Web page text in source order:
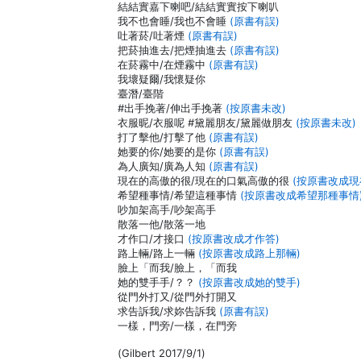
結結實嘉下喇吧/結結實實按下喇叭
我不也會睡/我也不會睡 (原書有誤)
吐著菸/吐著煙 (原書有誤)
把菸抽進去/把煙抽進去 (原書有誤)
在菸霧中/在煙霧中 (原書有誤)
我壞疑爾/我懷疑你
臺潛/臺階
#出手挽著/伸出手挽著 (按原書未改)
衣服昵/衣服呢 #黛麗朋友/黛麗做朋友 (按原書未改)
打了擊他/打擊了他 (原書有誤)
她要的你/她要的是你 (原書有誤)
為人廣知/廣為人知 (原書有誤)
現在的高傲的很/現在的口氣高傲的很 (按原書改成
希望種事情/希望這種事情 (按原書改成希望那種事情
吵加架高手/吵架高手
散落一他/散落一地
才作口/才接口 (按原書改成才作答)
路上輛/路上一輛 (按原書改成路上那輛)
臉上「而我/臉上，「而我
她的雙手手/？？ (按原書改成她的雙手)
從門外打又/從門外打開又
求告訴我/求妳告訴我 (原書有誤)
一樣，門旁/一樣，在門旁
(Gilbert 2017/9/1)